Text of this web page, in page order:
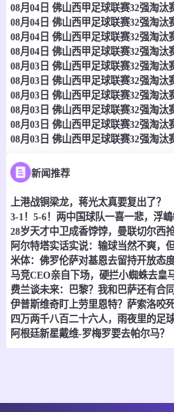
情报
澳昆甲3 08-08
斯普林菲尔德联 0 - 0
情报
澳维女超 08-08
墨尔本胜利青年女足
情报
澳维女超 08-08
布琳狮子女足 0 - 0
情报
澳维女超 08-08
新闻推荐
上港战铜梁龙，蒋光太真要复出了？
阿尔特塔实话实说：输球当然不爽，
伊普斯维奇盯上劳里恩特？萨索洛咬
四万两千八百二十六人，雨夜里的足